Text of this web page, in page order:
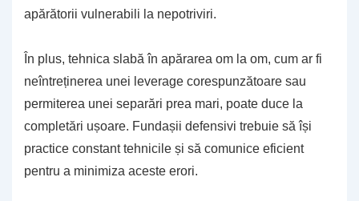
apărătorii vulnerabili la nepotriviri.
În plus, tehnica slabă în apărarea om la om, cum ar fi
neîntreținerea unei leverage corespunzătoare sau
permiterea unei separări prea mari, poate duce la
completări ușoare. Fundașii defensivi trebuie să își
practice constant tehnicile și să comunice eficient
pentru a minimiza aceste erori.